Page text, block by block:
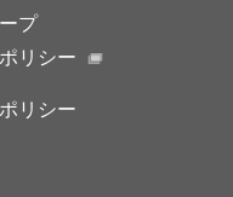
プ
リシー
リシー